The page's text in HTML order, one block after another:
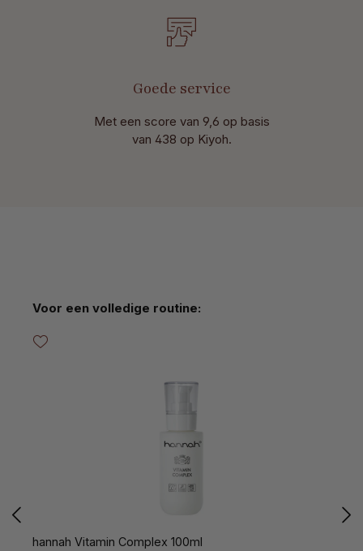
Goede service
Met een score van 9,6 op basis
van 438 op Kiyoh.
Productgalerij overslaan
Voor een volledige routine:
hannah Vitamin Complex 100ml